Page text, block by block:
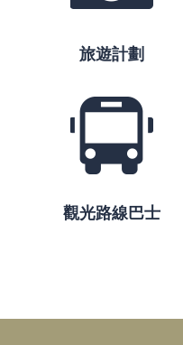
旅遊計劃
觀光路線巴士